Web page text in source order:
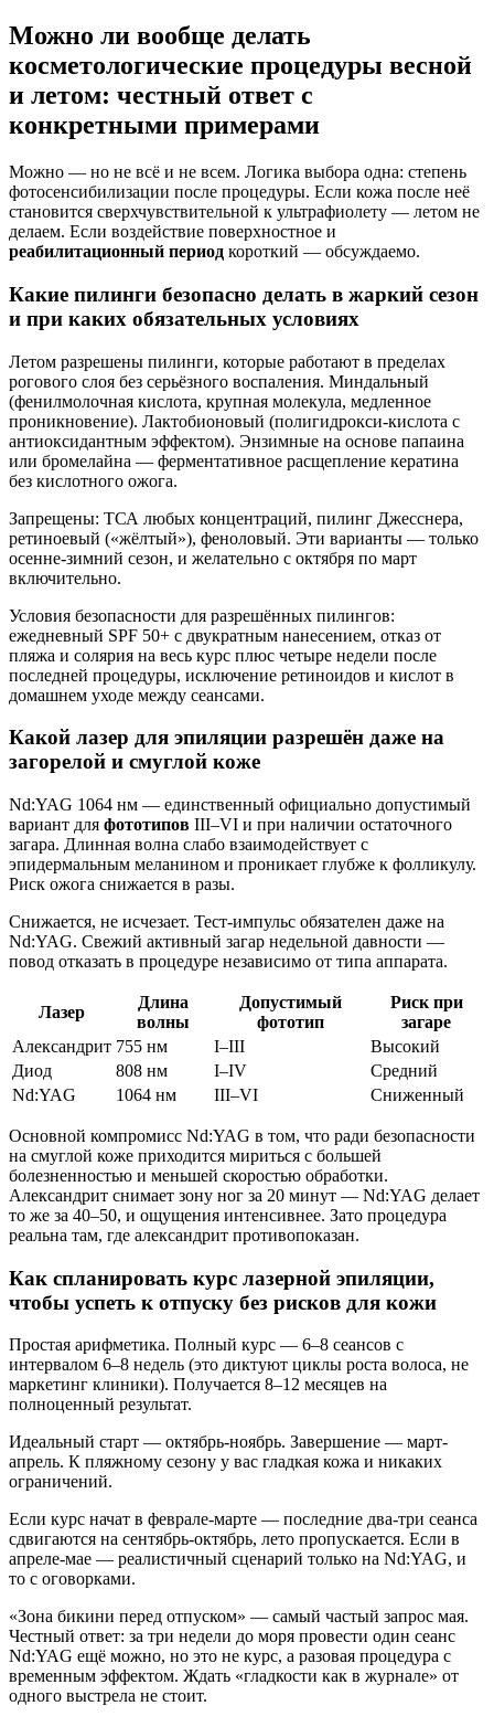
Можно ли вообще делать
косметологические процедуры весной
и летом: честный ответ с
конкретными примерами
Можно — но не всё и не всем. Логика выбора одна: степень
фотосенсибилизации после процедуры. Если кожа после неё
становится сверхчувствительной к ультрафиолету — летом не
делаем. Если воздействие поверхностное и
реабилитационный период короткий — обсуждаемо.
Какие пилинги безопасно делать в жаркий сезон
и при каких обязательных условиях
Летом разрешены пилинги, которые работают в пределах
рогового слоя без серьёзного воспаления. Миндальный
(фенилмолочная кислота, крупная молекула, медленное
проникновение). Лактобионовый (полигидрокси-кислота с
антиоксидантным эффектом). Энзимные на основе папаина
или бромелайна — ферментативное расщепление кератина
без кислотного ожога.
Запрещены: ТСА любых концентраций, пилинг Джесснера,
ретиноевый («жёлтый»), феноловый. Эти варианты — только
осенне-зимний сезон, и желательно с октября по март
включительно.
Условия безопасности для разрешённых пилингов:
ежедневный SPF 50+ с двукратным нанесением, отказ от
пляжа и солярия на весь курс плюс четыре недели после
последней процедуры, исключение ретиноидов и кислот в
домашнем уходе между сеансами.
Какой лазер для эпиляции разрешён даже на
загорелой и смуглой коже
Nd:YAG 1064 нм — единственный официально допустимый
вариант для фототипов III–VI и при наличии остаточного
загара. Длинная волна слабо взаимодействует с
эпидермальным меланином и проникает глубже к фолликулу.
Риск ожога снижается в разы.
Снижается, не исчезает. Тест-импульс обязателен даже на
Nd:YAG. Свежий активный загар недельной давности —
повод отказать в процедуре независимо от типа аппарата.
Лазер
Длина
волны
Допустимый
фототип
Риск при
загаре
Александрит 755 нм I–III
Высокий
Диод
808 нм I–IV
Средний
Nd:YAG
1064 нм III–VI Сниженный
Основной компромисс Nd:YAG в том, что ради безопасности
на смуглой коже приходится мириться с большей
болезненностью и меньшей скоростью обработки.
Александрит снимает зону ног за 20 минут — Nd:YAG делает
то же за 40–50, и ощущения интенсивнее. Зато процедура
реальна там, где александрит противопоказан.
Как спланировать курс лазерной эпиляции,
чтобы успеть к отпуску без рисков для кожи
Простая арифметика. Полный курс — 6–8 сеансов с
интервалом 6–8 недель (это диктуют циклы роста волоса, не
маркетинг клиники). Получается 8–12 месяцев на
полноценный результат.
Идеальный старт — октябрь-ноябрь. Завершение — март-
апрель. К пляжному сезону у вас гладкая кожа и никаких
ограничений.
Если курс начат в феврале-марте — последние два-три сеанса
сдвигаются на сентябрь-октябрь, лето пропускается. Если в
апреле-мае — реалистичный сценарий только на Nd:YAG, и
то с оговорками.
«Зона бикини перед отпуском» — самый частый запрос мая.
Честный ответ: за три недели до моря провести один сеанс
Nd:YAG ещё можно, но это не курс, а разовая процедура с
временным эффектом. Ждать «гладкости как в журнале» от
одного выстрела не стоит.